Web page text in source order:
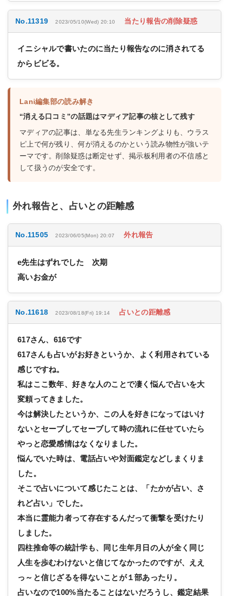
No.11319 2023/05/10(Wed) 20:10 当たり報告の削除疑惑
イニシャルで書いたのに当たり報告なのに消されてる
からビビる。
Lani編集部の読み解き
“消える口コミ”の話題はマディア記事の核として残す
マディアの記事は、単なる先生ランキングよりも、ウラス
ピ上で何が残り、何が消えるのかという読み物性が強いテ
ーマです。削除疑惑は断定せず、掲示板利用者の不信感と
して扱うのが安全です。
外れ報告と、占いとの距離感
No.11505 2023/06/05(Mon) 20:07 外れ報告
e先生はずれでした 次期
高いお金が
No.11618 2023/08/18(Fri) 19:14 占いとの距離感
617さん、616です
617さんも占いがお好きというか、よく利用されている
感じですね。
私はここ数年、好きな人のことで凄く悩んで占いを大
変頼ってきました。
今は解決したというか、この人を好きになってはいけ
ないとセーブしてセーブして時の流れに任せていたら
やっと恋愛感情はなくなりました。
悩んでいた時は、電話占いや対面鑑定などしまくりま
した。
そこで占いについて感じたことは、「たかが占い、さ
れど占い」でした。
本当に霊能力者って存在するんだって衝撃を受けたり
しました。
四柱推命等の統計学も、同じ生年月日の人が全く同じ
人生を歩むわけないと信じてなかったのですが、ええ
っ～と信じざるを得ないことが１部あったり。
占いなので100%当たることはないだろうし、鑑定結果